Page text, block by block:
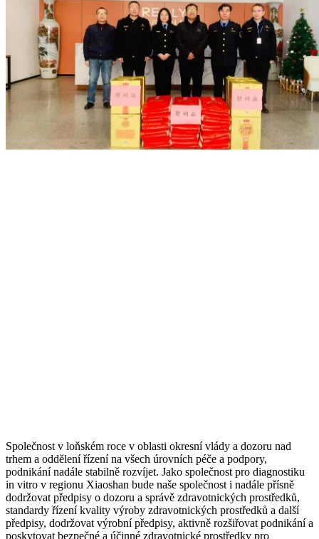
Společnost v loňském roce v oblasti okresní vlády a dozoru nad
trhem a oddělení řízení na všech úrovních péče a podpory,
podnikání nadále stabilně rozvíjet. Jako společnost pro diagnostiku
in vitro v regionu Xiaoshan bude naše společnost i nadále přísně
dodržovat předpisy o dozoru a správě zdravotnických prostředků,
standardy řízení kvality výroby zdravotnických prostředků a další
předpisy, dodržovat výrobní předpisy, aktivně rozšiřovat podnikání a
poskytovat bezpečné a účinné zdravotnické prostředky pro